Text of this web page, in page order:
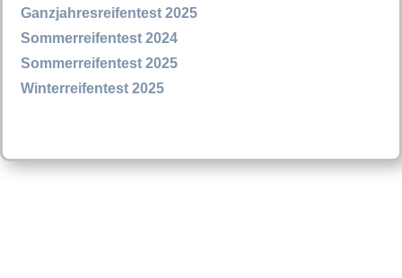
Ganzjahresreifentest 2025
Sommerreifentest 2024
Sommerreifentest 2025
Winterreifentest 2025